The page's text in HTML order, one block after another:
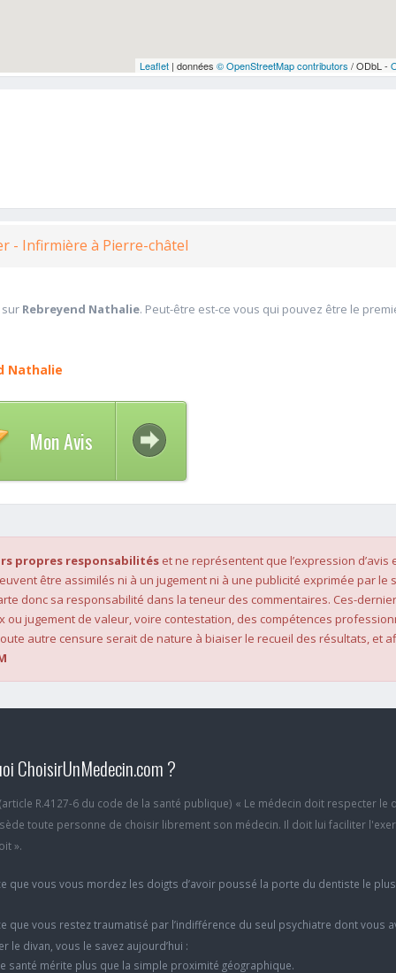
Leaflet| données © OpenStreetMap contributors / ODbL -
- Infirmière à Pierre-châtel
Rebreyend Nathalie. Peut-être est-ce vous qui pouvez être le
Nathalie
Mon Avis
propres responsabilités et ne représentent que l’expression d’avis
être assimilés ni à un jugement ni à une publicité exprimée par le
donc sa responsabilité dans la teneur des commentaires. Ces-
jugement de valeur, voire contestation, des compétences
autre censure serait de nature à biaiser le recueil des résultats, et
ChoisirUnMedecin.com ?
R.4127-6 du code de la santé publique) « Le médecin doit respecter le
toute personne de choisir librement son médecin. Il doit lui faciliter
».
que vous vous mordez les doigts d’avoir poussé la porte du dentiste le plus
que vous restez traumatisé par l’indifférence du seul psychiatre dont vous
le divan, vous le savez aujourd’hui :
santé mérite plus que la simple proximité géographique.